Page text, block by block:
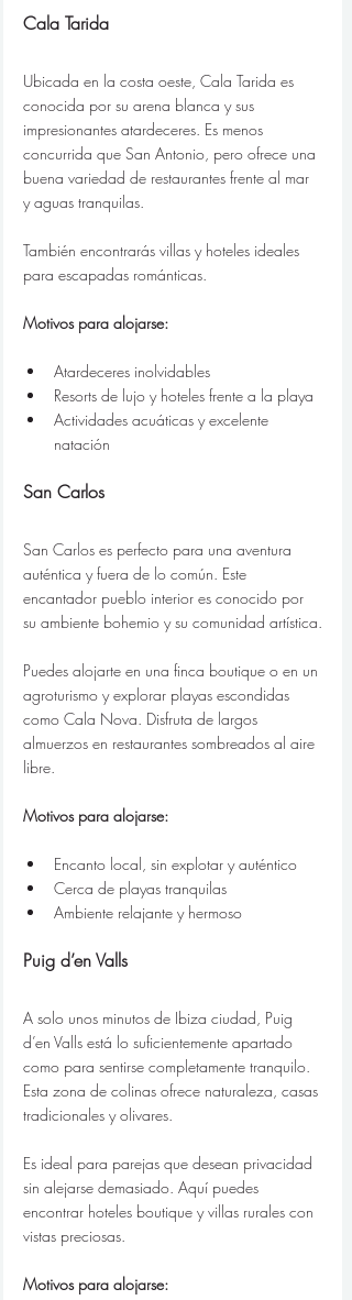
Cala Tarida
Ubicada en la costa oeste, Cala Tarida es
conocida por su arena blanca y sus
impresionantes atardeceres. Es menos
concurrida que San Antonio, pero ofrece una
buena variedad de restaurantes frente al mar
y aguas tranquilas.
También encontrarás villas y hoteles ideales
para escapadas románticas.
Motivos para alojarse:
Atardeceres inolvidables
Resorts de lujo y hoteles frente a la playa
Actividades acuáticas y excelente
natación
San Carlos
San Carlos es perfecto para una aventura
auténtica y fuera de lo común. Este
encantador pueblo interior es conocido por
su ambiente bohemio y su comunidad artística.
Puedes alojarte en una finca boutique o en un
agroturismo y explorar playas escondidas
como Cala Nova. Disfruta de largos
almuerzos en restaurantes sombreados al aire
libre.
Motivos para alojarse:
Encanto local, sin explotar y auténtico
Cerca de playas tranquilas
Ambiente relajante y hermoso
Puig d’en Valls
A solo unos minutos de Ibiza ciudad, Puig
d’en Valls está lo suficientemente apartado
como para sentirse completamente tranquilo.
Esta zona de colinas ofrece naturaleza, casas
tradicionales y olivares.
Es ideal para parejas que desean privacidad
sin alejarse demasiado. Aquí puedes
encontrar hoteles boutique y villas rurales con
vistas preciosas.
Motivos para alojarse: